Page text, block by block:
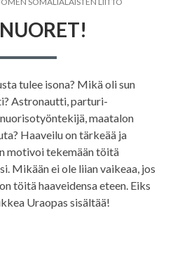
tulee isona? Mikä oli sun
Astronautti, parturi-
maatalon
Haaveilu on tärkeää ja
motivoi tekemään töitä
Mikään ei ole liian vaikeaa, jos
töitä haaveidensa eteen. Eiks
Uraopas sisältää!